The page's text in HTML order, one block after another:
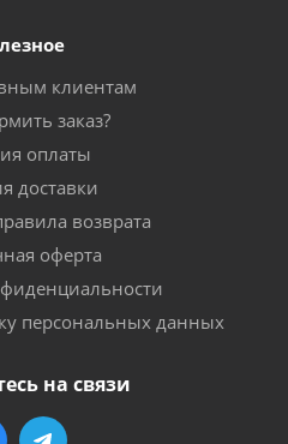
клиентам
заказ?
оплаты
доставки
возврата
оферта
персональных данных
на связи